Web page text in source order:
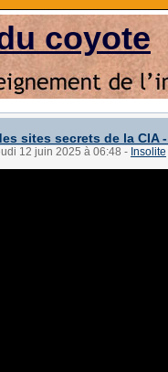
coyote
sites secrets de la CIA
12 juin 2025 à 06:48 - Insolite